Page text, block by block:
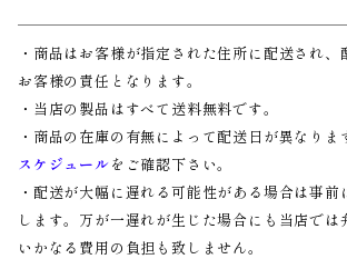
・商品はお客様が指定された住所に配送され、
お客様の責任となります。
・当店の製品はすべて送料無料です。
・商品の在庫の有無によって配送日が異なり
スケジュールをご確認下さい。
・配送が大幅に遅れる可能性がある場合は事
します。万が一遅れが生じた場合にも当店では
いかなる費用の負担も致しません。